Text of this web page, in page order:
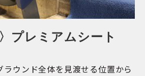
プレミアムシート
ラウンド全体を見渡せる位置から